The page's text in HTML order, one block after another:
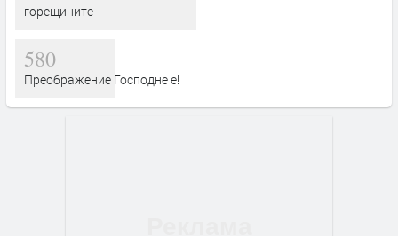
горещините
580
Преображение Господне е!